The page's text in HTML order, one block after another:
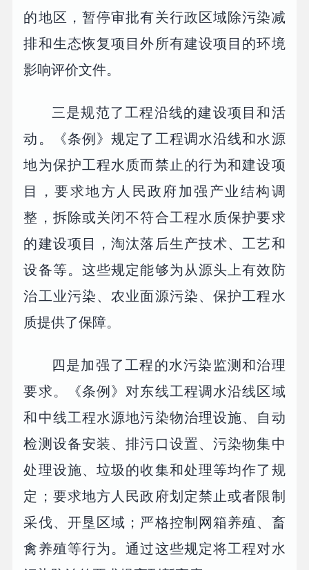
的地区，暂停审批有关行政区域除污染减
排和生态恢复项目外所有建设项目的环境
影响评价文件。
三是规范了工程沿线的建设项目和活
动。《条例》规定了工程调水沿线和水源
地为保护工程水质而禁止的行为和建设项
目，要求地方人民政府加强产业结构调
整，拆除或关闭不符合工程水质保护要求
的建设项目，淘汰落后生产技术、工艺和
设备等。这些规定能够为从源头上有效防
治工业污染、农业面源污染、保护工程水
质提供了保障。
四是加强了工程的水污染监测和治理
要求。《条例》对东线工程调水沿线区域
和中线工程水源地污染物治理设施、自动
检测设备安装、排污口设置、污染物集中
处理设施、垃圾的收集和处理等均作了规
定；要求地方人民政府划定禁止或者限制
采伐、开垦区域；严格控制网箱养殖、畜
禽养殖等行为。通过这些规定将工程对水